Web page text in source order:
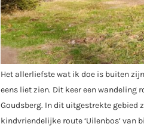
Het allerliefste wat ik doe is buiten
eens liet zien. Dit keer een wandeling
Goudsberg. In dit uitgestrekte gebied
kindvriendelijke route ‘Uilenbos’